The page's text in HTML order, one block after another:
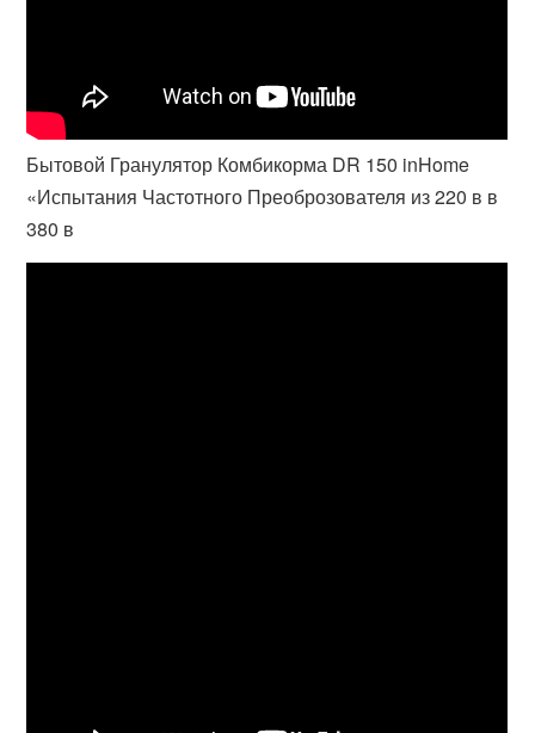
Бытовой Гранулятор Комбикорма DR 150 inHome
«Испытания Частотного Преоброзователя из 220 в в
380 в